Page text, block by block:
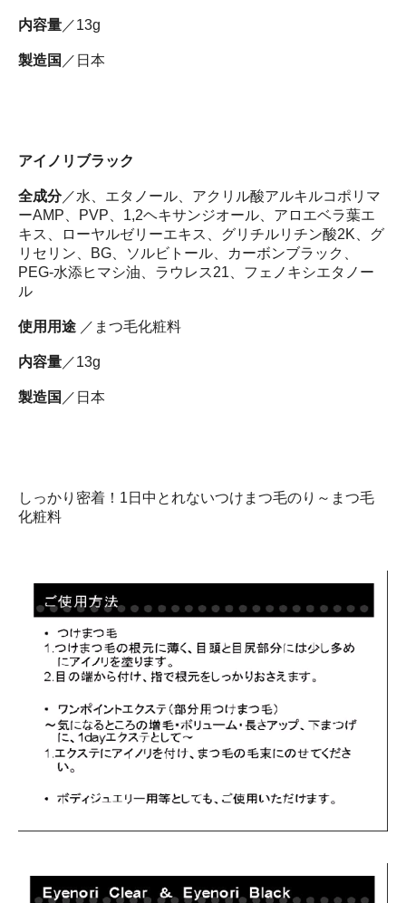
内容量 ／13g
製造国 ／日本
アイノリブラック
全成分／水、エタノール、アクリル酸アルキルコポリマ
ーAMP、PVP、1,2ヘキサンジオール、アロエベラ葉エ
キス、ローヤルゼリーエキス、グリチルリチン酸2K、グ
リセリン、BG、ソルビトール、カーボンブラック、
PEG-水添ヒマシ油、ラウレス21、フェノキシエタノー
ル
使用用途 ／まつ毛化粧料
内容量 ／13g
製造国 ／日本
しっかり密着！1日中とれないつけまつ毛のり～まつ毛
化粧料